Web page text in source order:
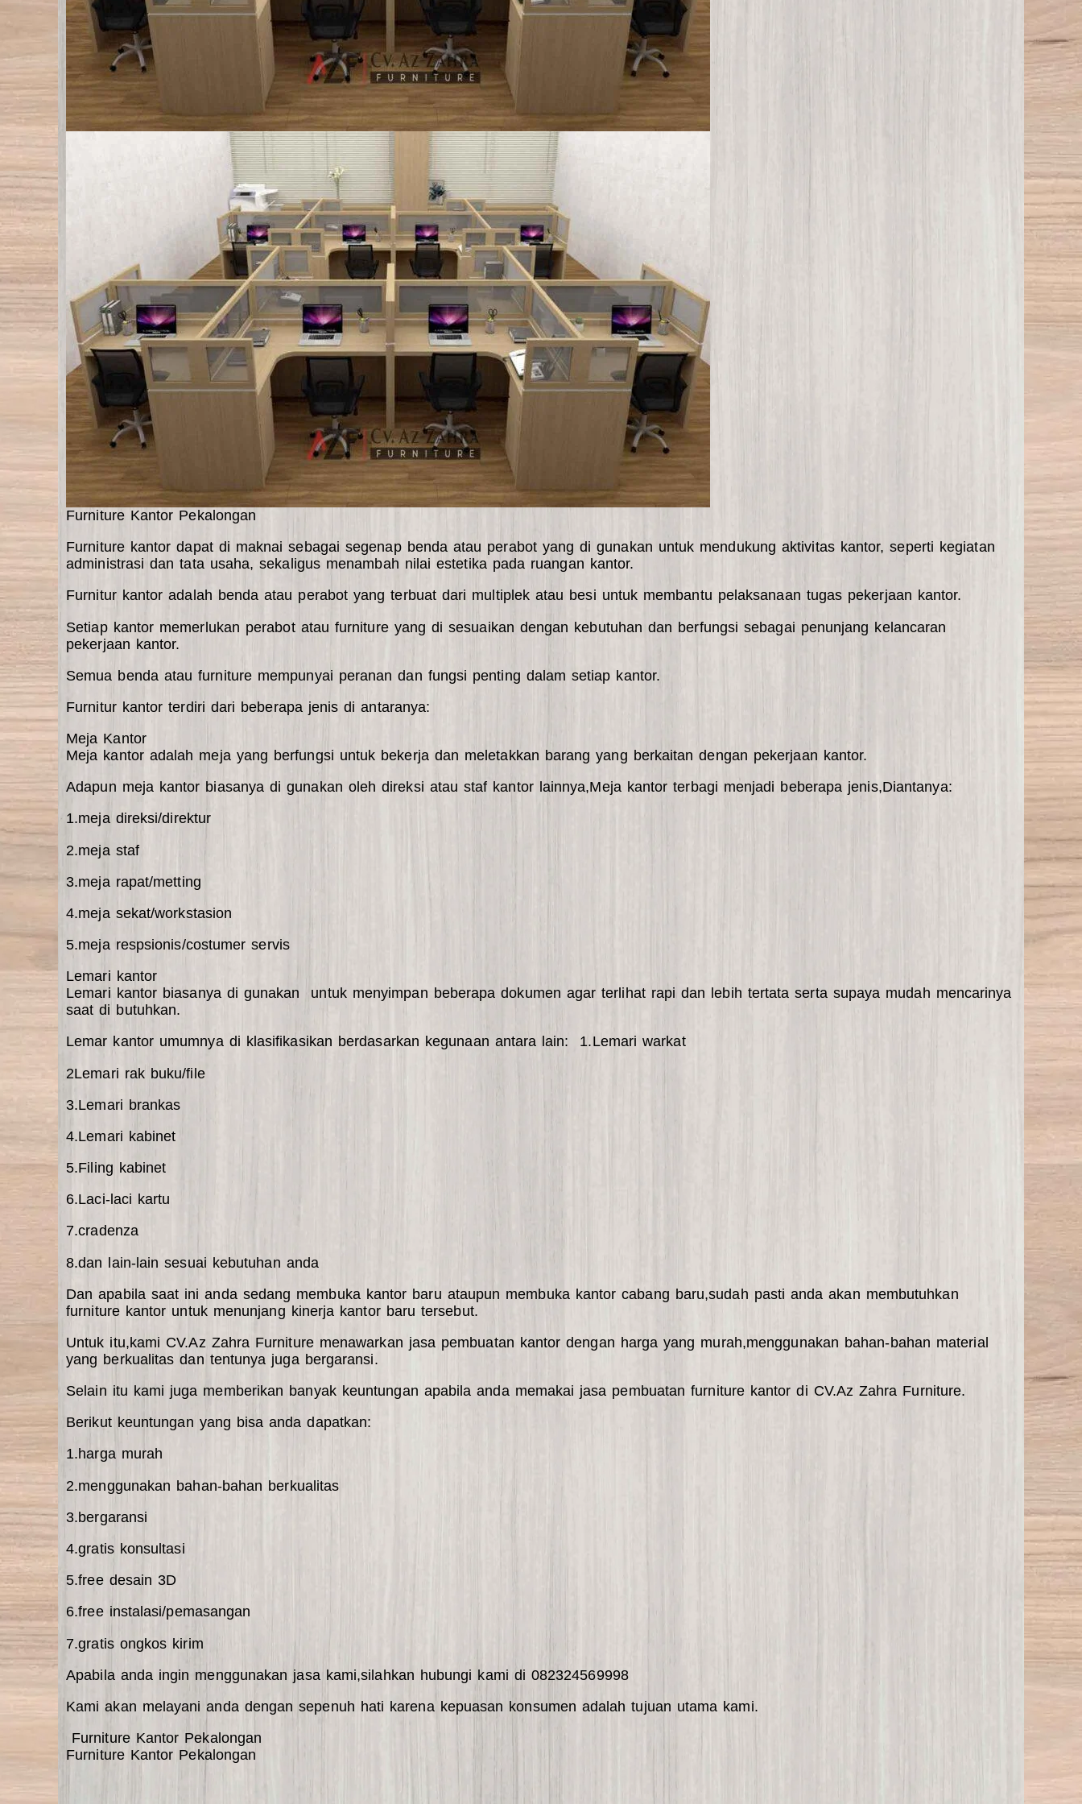
Furniture Kantor Pekalongan
Furniture kantor dapat di maknai sebagai segenap benda atau perabot yang di gunakan untuk mendukung aktivitas kantor, seperti kegiatan
administrasi dan tata usaha, sekaligus menambah nilai estetika pada ruangan kantor.
Furnitur kantor adalah benda atau perabot yang terbuat dari multiplek atau besi untuk membantu pelaksanaan tugas pekerjaan kantor.
Setiap kantor memerlukan perabot atau furniture yang di sesuaikan dengan kebutuhan dan berfungsi sebagai penunjang kelancaran
pekerjaan kantor.
Semua benda atau furniture mempunyai peranan dan fungsi penting dalam setiap kantor.
Furnitur kantor terdiri dari beberapa jenis di antaranya:
Meja Kantor
Meja kantor adalah meja yang berfungsi untuk bekerja dan meletakkan barang yang berkaitan dengan pekerjaan kantor.
Adapun meja kantor biasanya di gunakan oleh direksi atau staf kantor lainnya,Meja kantor terbagi menjadi beberapa jenis,Diantanya:
1.meja direksi/direktur
2.meja staf
3.meja rapat/metting
4.meja sekat/workstasion
5.meja respsionis/costumer servis
Lemari kantor
Lemari kantor biasanya di gunakan untuk menyimpan beberapa dokumen agar terlihat rapi dan lebih tertata serta supaya mudah mencarinya
saat di butuhkan.
Lemar kantor umumnya di klasifikasikan berdasarkan kegunaan antara lain: 1.Lemari warkat
2Lemari rak buku/file
3.Lemari brankas
4.Lemari kabinet
5.Filing kabinet
6.Laci-laci kartu
7.cradenza
8.dan lain-lain sesuai kebutuhan anda
Dan apabila saat ini anda sedang membuka kantor baru ataupun membuka kantor cabang baru,sudah pasti anda akan membutuhkan
furniture kantor untuk menunjang kinerja kantor baru tersebut.
Untuk itu,kami CV.Az Zahra Furniture menawarkan jasa pembuatan kantor dengan harga yang murah,menggunakan bahan-bahan material
yang berkualitas dan tentunya juga bergaransi.
Selain itu kami juga memberikan banyak keuntungan apabila anda memakai jasa pembuatan furniture kantor di CV.Az Zahra Furniture.
Berikut keuntungan yang bisa anda dapatkan:
1.harga murah
2.menggunakan bahan-bahan berkualitas
3.bergaransi
4.gratis konsultasi
5.free desain 3D
6.free instalasi/pemasangan
7.gratis ongkos kirim
Apabila anda ingin menggunakan jasa kami,silahkan hubungi kami di 082324569998
Kami akan melayani anda dengan sepenuh hati karena kepuasan konsumen adalah tujuan utama kami.
Furniture Kantor Pekalongan
Furniture Kantor Pekalongan